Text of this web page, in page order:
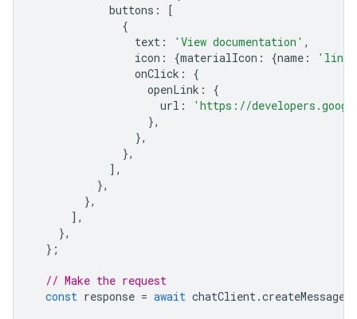
buttons :
[
{
text : 'View documentation' ,
icon : {materialIcon : {name :
'link'
onClick :
{
openLink :
{
url :
'https://
},
},
},
],
},
},
],
},
};
// Make the request
const response = await chatClient .createMessage